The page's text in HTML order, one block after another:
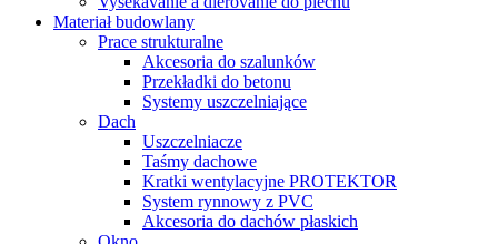
Materiał budowlany
Prace strukturalne
Akcesoria do szalunków
Przekładki do betonu
Systemy uszczelniające
Dach
Uszczelniacze
Taśmy dachowe
Kratki wentylacyjne PROTEKTOR
System rynnowy z PVC
Akcesoria do dachów płaskich